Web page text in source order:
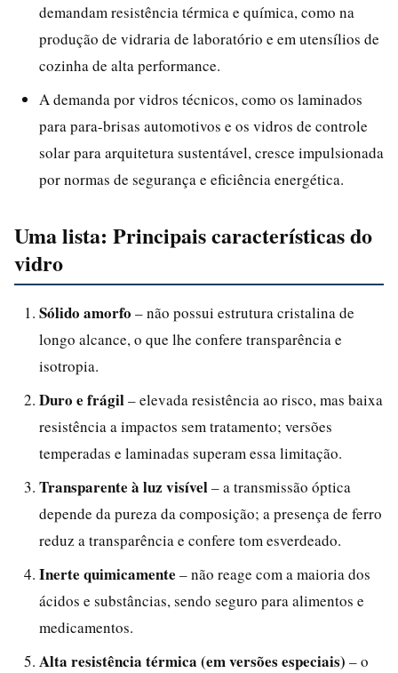
demandam resistência térmica e química, como na
produção de vidraria de laboratório e em utensílios de
cozinha de alta performance.
A demanda por vidros técnicos, como os laminados
para para-brisas automotivos e os vidros de controle
solar para arquitetura sustentável, cresce impulsionada
por normas de segurança e eficiência energética.
Uma lista: Principais características do
vidro
Sólido amorfo – não possui estrutura cristalina de
longo alcance, o que lhe confere transparência e
isotropia.
Duro e frágil– elevada resistência ao risco, mas baixa
resistência a impactos sem tratamento; versões
temperadas e laminadas superam essa limitação.
Transparente à luz visível– a transmissão óptica
depende da pureza da composição; a presença de ferro
reduz a transparência e confere tom esverdeado.
Inerte quimicamente – não reage com a maioria dos
ácidos e substâncias, sendo seguro para alimentos e
medicamentos.
Alta resistência térmica (em versões especiais) – o